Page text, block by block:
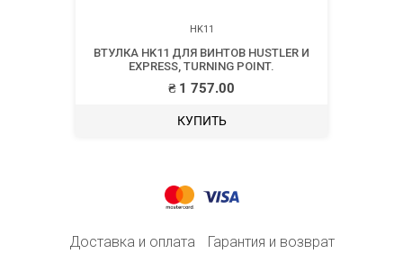
HK11
ВТУЛКА HK11 ДЛЯ ВИНТОВ HUSTLER И
EXPRESS, TURNING POINT.
₴1 757.00
КУПИТЬ
Доставка и оплата
Гарантия и возврат